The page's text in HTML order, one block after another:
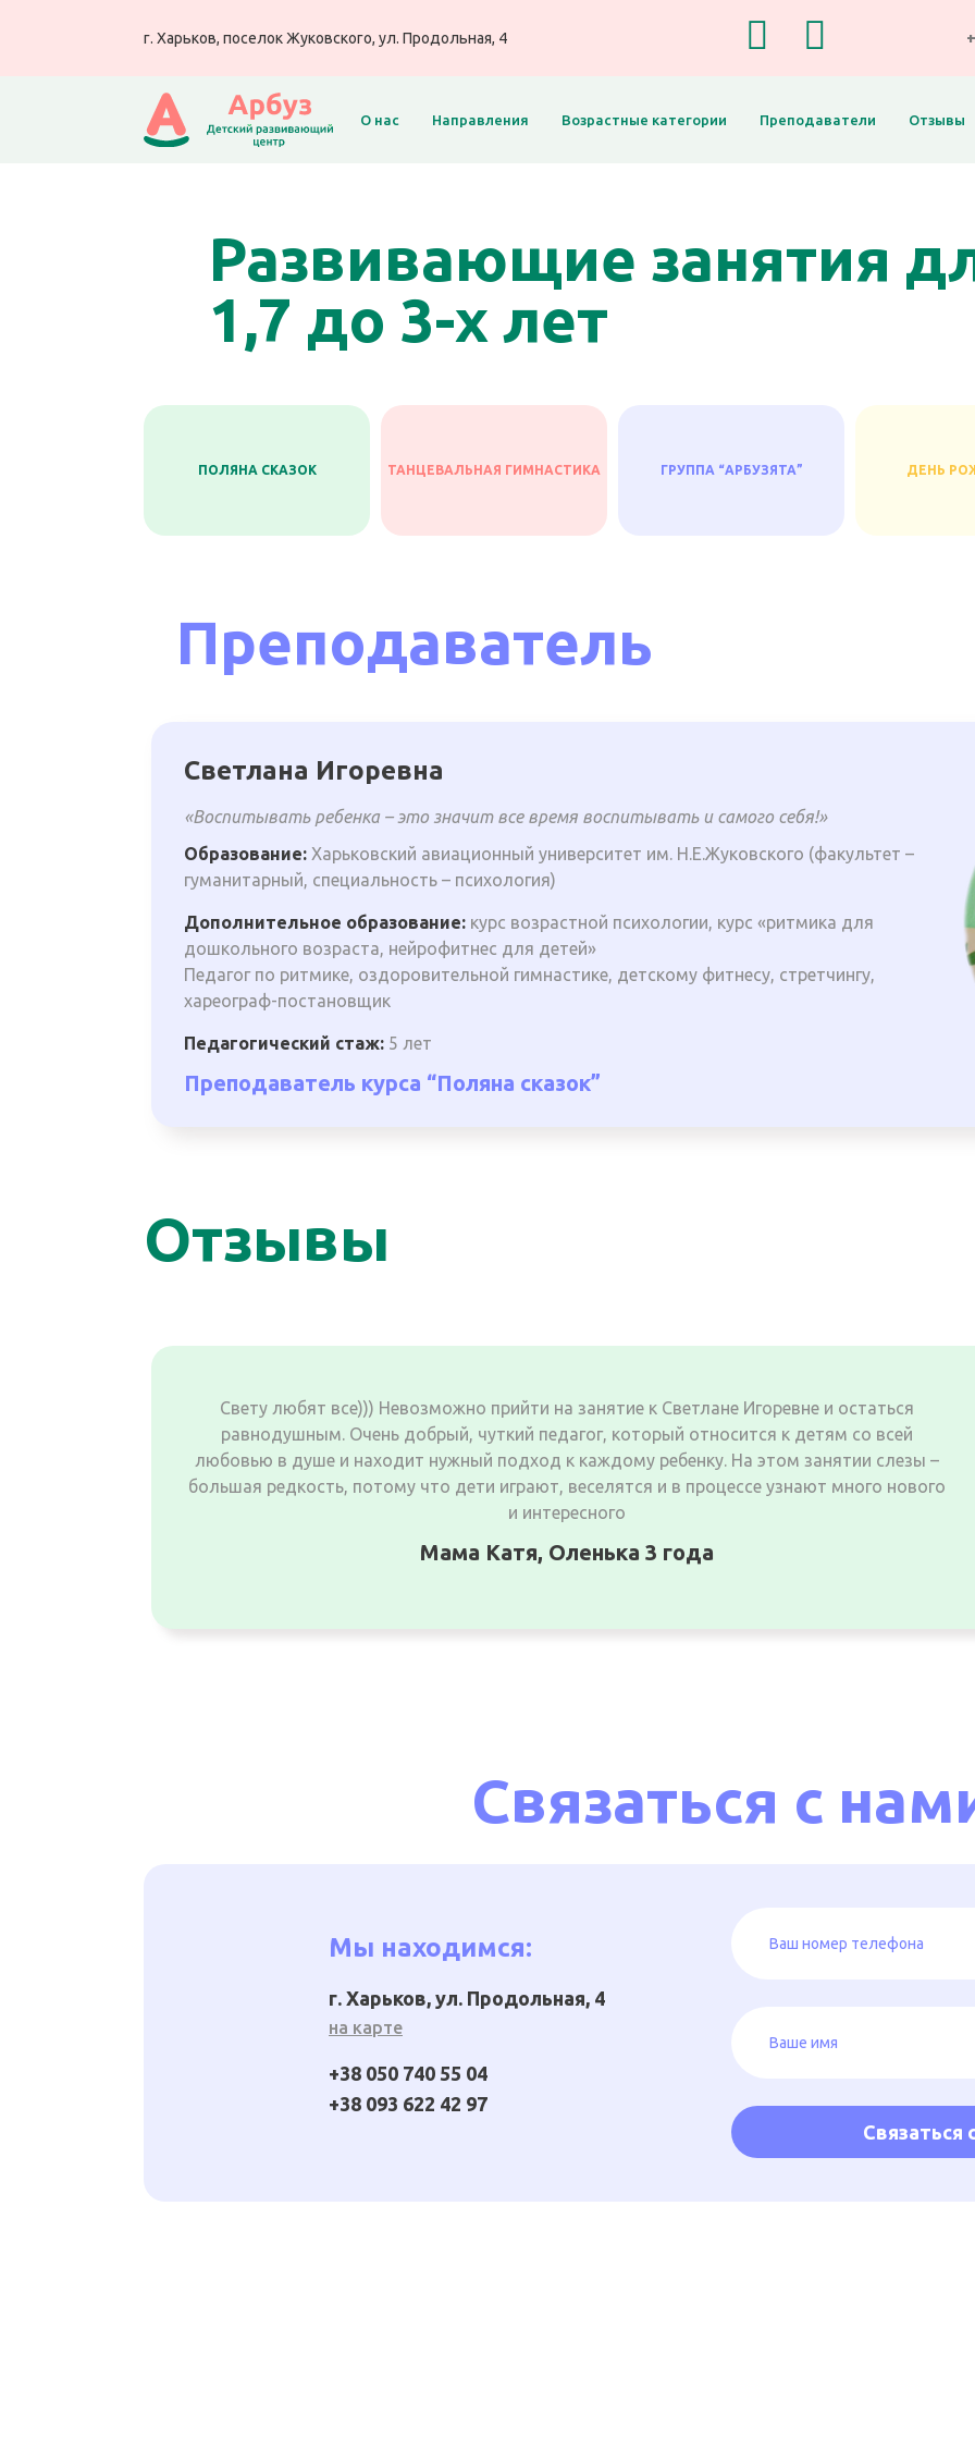
г. Харьков, поселок Жуковского, ул. Продольная, 4
О нас Направления Возрастные категории Преподаватели Отзывы
Развивающие занятия
1,7 до 3-х лет
ПОЛЯНА СКАЗОК ТАНЦЕВАЛЬНАЯ ГИМНАСТИКА ГРУППА “АРБУЗЯТА” ДЕНЬ
Преподаватель
Светлана Игоревна
«Воспитывать ребенка – это значит все время воспитывать и самого себя!»
Образование: Харьковский авиационный университет им. Н.Е.Жуковского (факультет –
гуманитарный, специальность – психология)
Дополнительное образование: курс возрастной психологии, курс «ритмика для
дошкольного возраста, нейрофитнес для детей»
Педагог по ритмике, оздоровительной гимнастике, детскому фитнесу, стретчингу,
хареограф-постановщик
Педагогический стаж: 5 лет
Преподаватель курса “Поляна сказок”
Отзывы
Свету любят все))) Невозможно прийти на занятие к Светлане Игоревне и остаться
равнодушным. Очень добрый, чуткий педагог, который относится к детям со всей
любовью в душе и находит нужный подход к каждому ребенку. На этом занятии слезы –
большая редкость, потому что дети играют, веселятся и в процессе узнают много нового
и интересного
Мама Катя, Оленька 3 года
Связаться с
Мы находимся:
г. Харьков, ул. Продольная, 4
на карте
+38 050 740 55 04
+38 093 622 42 97
Связаться